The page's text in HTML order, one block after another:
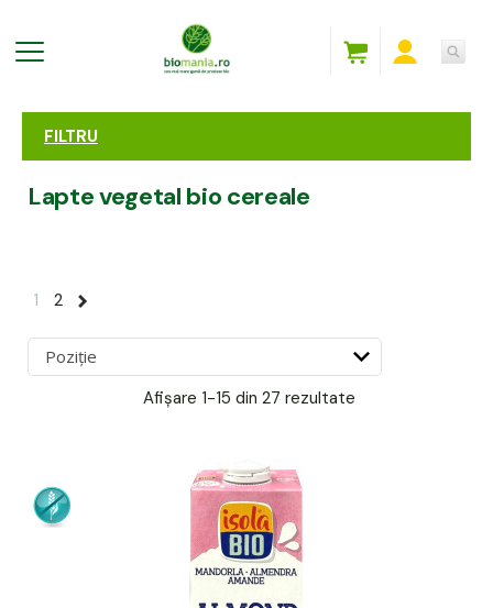
FILTRU
Lapte vegetal bio cereale
1 2
Afișare 1-15 din 27 rezultate